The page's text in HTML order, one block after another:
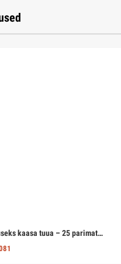
kaasa tuua – 25 parimat…